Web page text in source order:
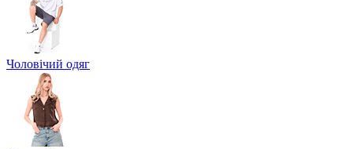
Чоловічий одяг